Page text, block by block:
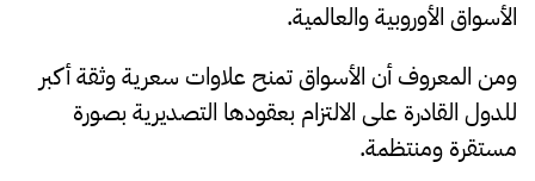
الأسواق الأوروبية والعالمية.
ومن المعروف أن الأسواق تمنح علاوات سعرية وثقة أكبر
للدول القادرة على الالتزام بعقودها التصديرية بصورة
مستقرة ومنتظمة.